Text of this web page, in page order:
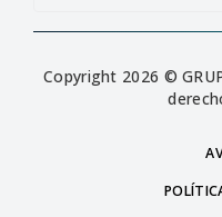
Copyright 2026 ©